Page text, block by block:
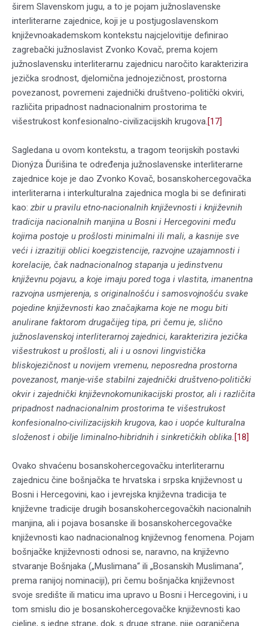
širem Slavenskom jugu, a to je pojam južnoslavenske
interliterarne zajednice, koji je u postjugoslavenskom
književnoakademskom kontekstu najcjelovitije definirao
zagrebački južnoslavist Zvonko Kovač, prema kojem
južnoslavensku interliterarnu zajednicu naročito karakterizira
jezička srodnost, djelomična jednojezičnost, prostorna
povezanost, povremeni zajednički društveno-politički okviri,
različita pripadnost nadnacionalnim prostorima te
višestrukost konfesionalno-civilizacijskih krugova. [17]
Sagledana u ovom kontekstu, a tragom teorijskih postavki
Dionýza Ďurišina te određenja južnoslavenske interliterarne
zajednice koje je dao Zvonko Kovač, bosanskohercegovačka
interliterarna i interkulturalna zajednica mogla bi se definirati
kao: zbir u pravilu etno-nacionalnih književnosti i književnih
tradicija nacionalnih manjina u Bosni i Hercegovini među
kojima postoje u prošlosti minimalni ili mali, a kasnije sve
veći i izrazitiji oblici koegzistencije, razvojne uzajamnosti i
korelacije, čak nadnacionalnog stapanja u jedinstvenu
književnu pojavu, a koje imaju pored toga i vlastita, imanentna
razvojna usmjerenja, s originalnošću i samosvojnošću svake
pojedine književnosti kao značajkama koje ne mogu biti
anulirane faktorom drugačijeg tipa, pri čemu je, slično
južnoslavenskoj interliterarnoj zajednici, karakterizira jezička
višestrukost u prošlosti, ali i u osnovi lingvistička
bliskojezičnost u novijem vremenu, neposredna prostorna
povezanost, manje-više stabilni zajednički društveno-politički
okvir i zajednički književnokomunikacijski prostor, ali i različita
pripadnost nadnacionalnim prostorima te višestrukost
konfesionalno-civilizacijskih krugova, kao i uopće kulturalna
složenost i obilje liminalno-hibridnih i sinkretičkih oblika. [18]
Ovako shvaćenu bosanskohercegovačku interliterarnu
zajednicu čine bošnjačka te hrvatska i srpska književnost u
Bosni i Hercegovini, kao i jevrejska književna tradicija te
književne tradicije drugih bosanskohercegovačkih nacionalnih
manjina, ali i pojava bosanske ili bosanskohercegovačke
književnosti kao nadnacionalnog književnog fenomena. Pojam
bošnjačke književnosti odnosi se, naravno, na književno
stvaranje Bošnjaka („Muslimana“ ili „Bosanskih Muslimana“,
prema ranijoj nominaciji), pri čemu bošnjačka književnost
svoje središte ili maticu ima upravo u Bosni i Hercegovini, i u
tom smislu dio je bosanskohercegovačke književnosti kao
cjeline, s jedne strane, dok, s druge strane, nije ograničena